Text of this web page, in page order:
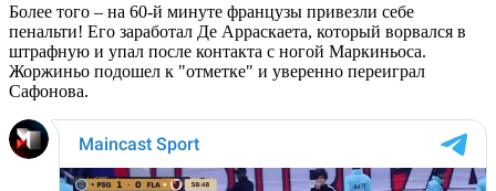
Более того – на 60-й минуте французы привезли себе
пенальти! Его заработал Де Арраскаета, который ворвался в
штрафную и упал после контакта с ногой Маркиньоса.
Жоржиньо подошел к "отметке" и уверенно переиграл
Сафонова.